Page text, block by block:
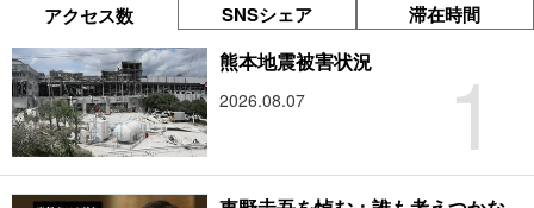
アクセス数 SNSシェア 滞在時間
1
熊本地震被害状況
2026.08.07